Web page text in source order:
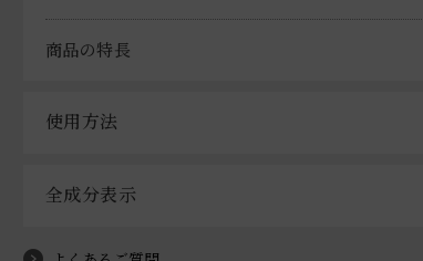
商品の特長
使用方法
全成分表示